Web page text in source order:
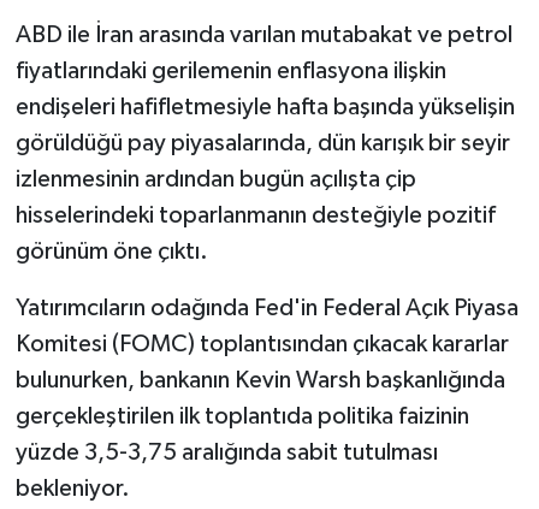
ABD ile İran arasında varılan mutabakat ve petrol
fiyatlarındaki gerilemenin enflasyona ilişkin
endişeleri hafifletmesiyle hafta başında yükselişin
görüldüğü pay piyasalarında, dün karışık bir seyir
izlenmesinin ardından bugün açılışta çip
hisselerindeki toparlanmanın desteğiyle pozitif
görünüm öne çıktı.
Yatırımcıların odağında Fed'in Federal Açık Piyasa
Komitesi (FOMC) toplantısından çıkacak kararlar
bulunurken, bankanın Kevin Warsh başkanlığında
gerçekleştirilen ilk toplantıda politika faizinin
yüzde 3,5-3,75 aralığında sabit tutulması
bekleniyor.